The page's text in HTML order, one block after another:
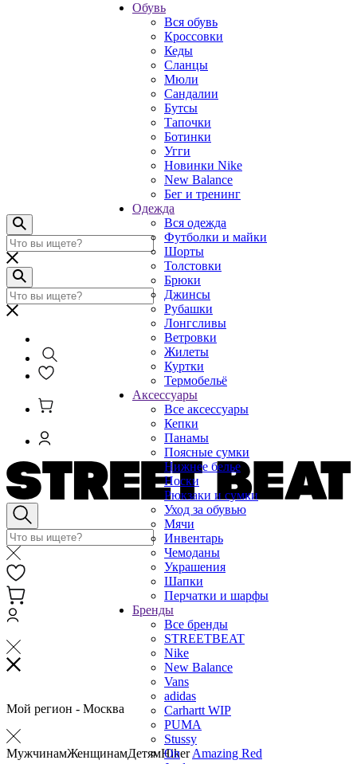
Обувь
Вся обувь
Кроссовки
Кеды
Сланцы
Мюли
Сандалии
Бутсы
Тапочки
Ботинки
Угги
Новинки Nike
New Balance
Бег и тренинг
Одежда
Вся одежда
Футболки и майки
Шорты
Толстовки
Брюки
Джинсы
Рубашки
Лонгсливы
Ветровки
Жилеты
Куртки
Термобельё
Аксессуары
Все аксессуары
Кепки
Панамы
Поясные сумки
Нижнее белье
Носки
Рюкзаки и сумки
Уход за обувью
Мячи
Инвентарь
Чемоданы
Украшения
Шапки
Перчатки и шарфы
Бренды
Все бренды
STREETBEAT
Nike
New Balance
Vans
adidas
Carhartt WIP
PUMA
Stussy
On
Мой регион - Москва
МужчинамЖенщинамДетямHiker Amazing Red